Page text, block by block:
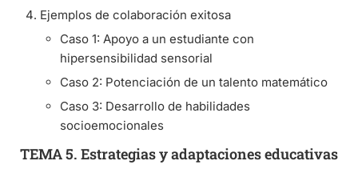
Ejemplos de colaboración exitosa
Caso 1: Apoyo a un estudiante con
hipersensibilidad sensorial
Caso 2: Potenciación de un talento matemático
Caso 3: Desarrollo de habilidades
socioemocionales
TEMA 5. Estrategias y adaptaciones educativas